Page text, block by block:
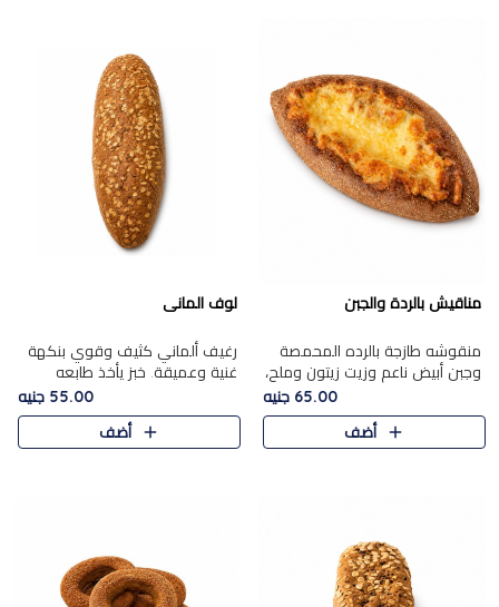
مناقيش بالردة والجبن
منقوشه طازجة بالرده المحمصة
وجبن أبيض ناعم وزيت زيتون وملح،
مباشرة من الفرن.الرده مع نعومة
الجبن فوق عجينة طازجة.
65.00 جنيه
أضف
لوف المانى
رغيف ألماني كثيف وقوي بنكهة
غنية وعميقة. خبز يأخذ طابعه
55.00 جنيه
أضف